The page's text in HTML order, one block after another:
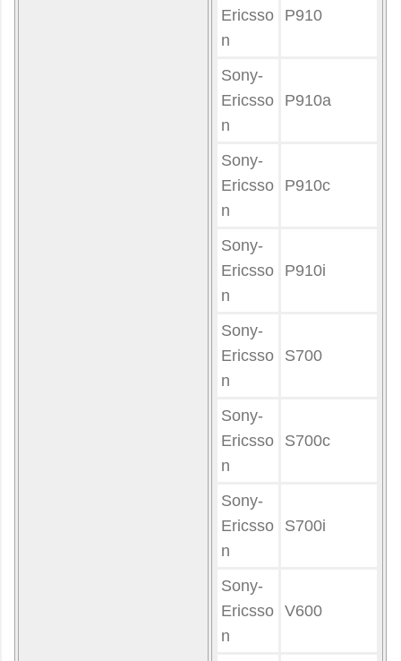
Ericsso
n
P910
Sony-
Ericsso
n
P910a
Sony-
Ericsso
n
P910c
Sony-
Ericsso
n
P910i
Sony-
Ericsso
n
S700
Sony-
Ericsso
n
S700c
Sony-
Ericsso
n
S700i
Sony-
Ericsso
n
V600